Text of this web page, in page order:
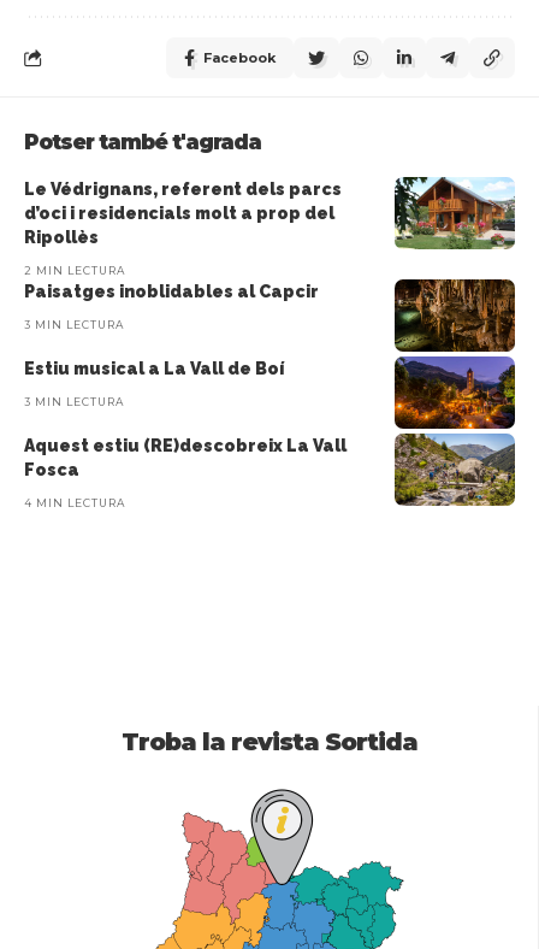
Facebook
Potser també t'agrada
Le Védrignans, referent dels parcs
d’oci i residencials molt a prop del
Ripollès
2 MIN LECTURA
Paisatges inoblidables al Capcir
3 MIN LECTURA
Estiu musical a La Vall de Boí
3 MIN LECTURA
Aquest estiu (RE)descobreix La Vall
Fosca
4 MIN LECTURA
Troba la revista Sortida